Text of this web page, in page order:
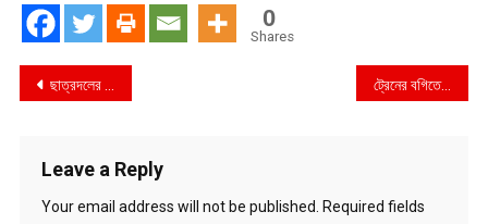
0
Shares
Post
ছাত্রদলের সভাপতি-সম্পাদক পদে মনোনয়ন জমা ৭৫টি ট্রেনের বগিতে লাশ ধর্ষণের পর হত্যা করা হয়
Leave a Reply
Your email address will not be published. Required fields